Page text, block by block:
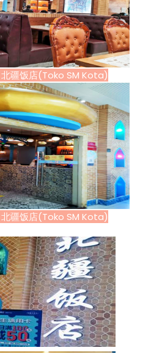
疆饭店(Toko SM Kota)
疆饭店(Toko SM Kota)